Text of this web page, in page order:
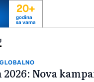
20+
godina
sa vama
Nova